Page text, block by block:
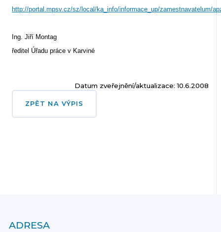
http://portal.mpsv.cz/sz/local/ka_info/informace_up/zamestnavatelum/
Ing. Jiří Montag
ředitel Úřadu práce v Karviné
Datum zveřejnění/aktualizace: 10.6.2008
ZPĚT NA VÝPIS
ADRESA